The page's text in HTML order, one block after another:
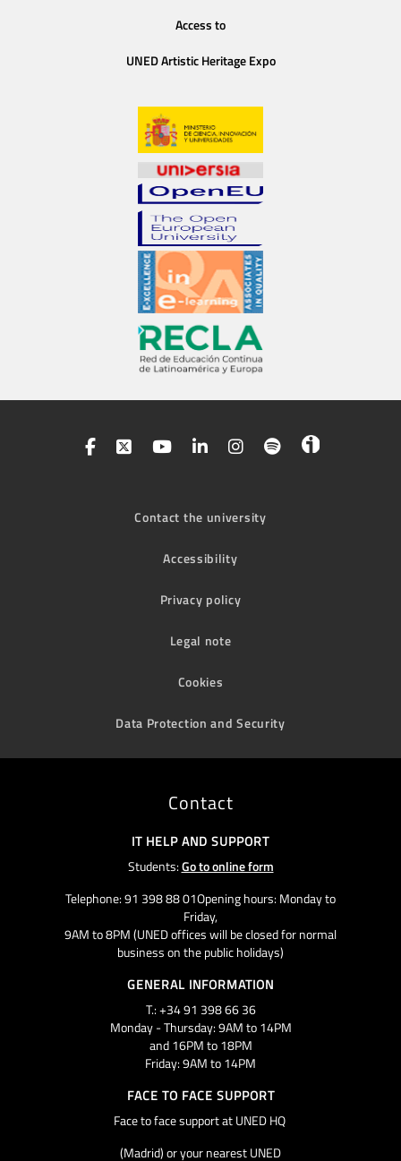
Access to
UNED Artistic Heritage Expo
Contact the university
Accessibility
Privacy policy
Legal note
Cookies
Data Protection and Security
Contact
IT HELP AND SUPPORT
Students:Go to online form
Telephone: 91 398 88 01Opening hours: Monday to
Friday,
9AM to 8PM (UNED offices will be closed for normal
business on the public holidays)
GENERAL INFORMATION
T.: +34 91 398 66 36
Monday - Thursday: 9AM to 14PM
and 16PM to 18PM
Friday: 9AM to 14PM
FACE TO FACE SUPPORT
Face to face support at UNED HQ
(Madrid) or your nearest UNED